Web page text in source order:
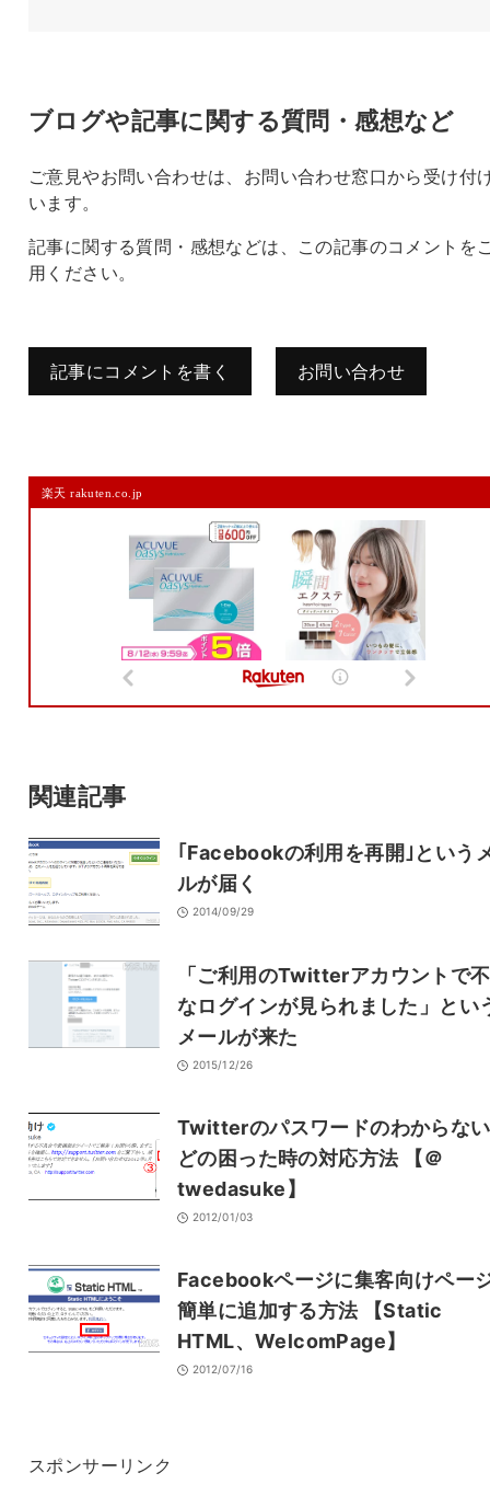
ブログや記事に関する質問・感想など
ご意見やお問い合わせは、お問い合わせ窓口から受け付
います。
記事に関する質問・感想などは、この記事のコメントを
用ください。
記事にコメントを書く お問い合わせ
メールアドレスは公開されません。
また、コメント欄には、必ず日本語を含めてください（スパム対策）。
サイト
楽天 rakuten.co.jp
関連記事
｢Facebookの利用を再開｣という
ルが届く
2014/09/29
「ご利用のTwitterアカウントで
なログインが見られました」とい
メールが来た
2015/12/26
Twitterのパスワードのわからな
どの困った時の対応方法 【＠
twedasuke】
2012/01/03
Facebookページに集客向けペー
簡単に追加する方法 【Static
HTML、WelcomPage】
2012/07/16
スポンサーリンク